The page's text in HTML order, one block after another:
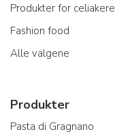
Produkter for celiakere
Fashion food
Alle valgene
Produkter
Pasta di Gragnano